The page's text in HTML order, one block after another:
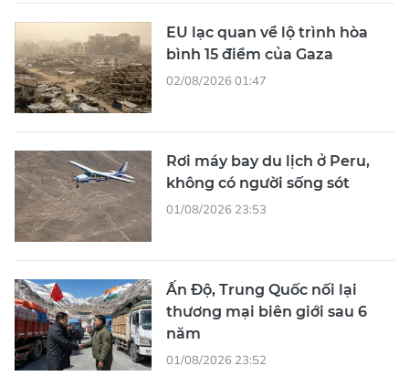
EU lạc quan về lộ trình hòa
bình 15 điểm của Gaza
02/08/2026 01:47
Rơi máy bay du lịch ở Peru,
không có người sống sót
01/08/2026 23:53
Ấn Độ, Trung Quốc nối lại
thương mại biên giới sau 6
năm
01/08/2026 23:52